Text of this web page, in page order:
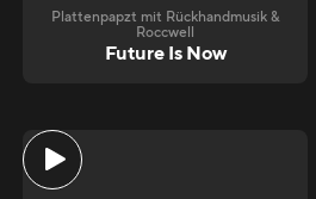
Plattenpapzt mit Rückhandmusik &
Roccwell
Future Is Now